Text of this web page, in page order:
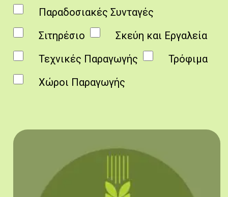
Παραδοσιακές Συνταγές
Σιτηρέσιο
Σκεύη και Εργαλεία
Τεχνικές Παραγωγής
Τρόφιμα
Χώροι Παραγωγής